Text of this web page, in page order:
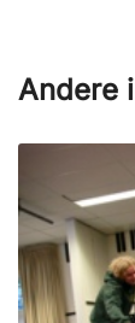
Andere